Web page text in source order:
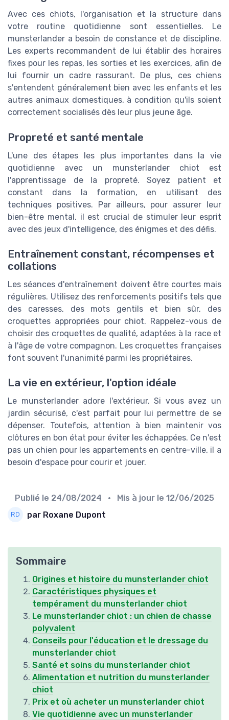
Avec ces chiots, l'organisation et la structure dans
votre routine quotidienne sont essentielles. Le
munsterlander a besoin de constance et de discipline.
Les experts recommandent de lui établir des horaires
fixes pour les repas, les sorties et les exercices, afin de
lui fournir un cadre rassurant. De plus, ces chiens
s'entendent généralement bien avec les enfants et les
autres animaux domestiques, à condition qu'ils soient
correctement socialisés dès leur plus jeune âge.
Propreté et santé mentale
L'une des étapes les plus importantes dans la vie
quotidienne avec un munsterlander chiot est
l'apprentissage de la propreté. Soyez patient et
constant dans la formation, en utilisant des
techniques positives. Par ailleurs, pour assurer leur
bien-être mental, il est crucial de stimuler leur esprit
avec des jeux d'intelligence, des énigmes et des défis.
Entraînement constant, récompenses et
collations
Les séances d'entraînement doivent être courtes mais
régulières. Utilisez des renforcements positifs tels que
des caresses, des mots gentils et bien sûr, des
croquettes appropriées pour chiot. Rappelez-vous de
choisir des croquettes de qualité, adaptées à la race et
à l'âge de votre compagnon. Les croquettes françaises
font souvent l'unanimité parmi les propriétaires.
La vie en extérieur, l'option idéale
Le munsterlander adore l'extérieur. Si vous avez un
jardin sécurisé, c'est parfait pour lui permettre de se
dépenser. Toutefois, attention à bien maintenir vos
clôtures en bon état pour éviter les échappées. Ce n'est
pas un chien pour les appartements en centre-ville, il a
besoin d'espace pour courir et jouer.
Publié le 24/08/2024 • Mis à jour le 12/06/2025
par Roxane Dupont
Sommaire
Origines et histoire du munsterlander chiot
Caractéristiques physiques et
tempérament du munsterlander chiot
Le munsterlander chiot : un chien de chasse
polyvalent
Conseils pour l'éducation et le dressage du
munsterlander chiot
Santé et soins du munsterlander chiot
Alimentation et nutrition du munsterlander
chiot
Prix et où acheter un munsterlander chiot
Vie quotidienne avec un munsterlander